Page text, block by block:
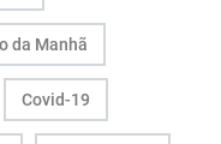
da Manhã
Covid-19